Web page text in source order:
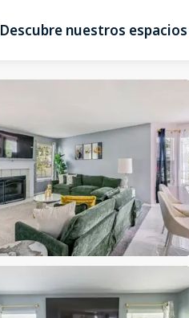
Descubre nuestros